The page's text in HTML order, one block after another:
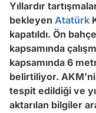
Yıllardır
bekleyen Atatürk
kapatıldı. Ön
kapsamında
kapsamında 6
belirtiliyor.
tespit edildiği ve
aktarılan bilgiler